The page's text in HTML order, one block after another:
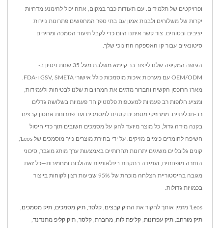
ופרויקטים של תלמידים. עם תעודות כבר במקום, אתה יכול להימנע מדחיות
יקרות של משלוחים ולבנות אמון עם בתי ספר המחפשים פתרונות ניירות
יציבים ובטוחים. צור קשר איתנו היום כדי לקבל תיעוד הסמכה ומחירים
סיטונאיים עבור קו האספקה החינוכי שלך.
הגישה המקיפה שלנו לייצור בר קיימא משלבת מעל 35 שנות ניסיון ב-
מארז הרוכסן הקשיח והברור מדגים את המחויבות שלנו לבטיחות ולעמידות,
ומציע חלופות רב פעמיות למעטפות פלסטיק חד פעמיות בשלושה גדלים
רב-תכליתיים. ממחזיקי מסמכים קטנים למסמכים ועד פתרונות אחסון קבצים
בקנה מידה גדול, כל מוצר מיועד להגן על מסמכים חשובים תוך כדי חיסול
חשיפה לחומרים כימיים מזיקים. על ידי בחירת מוצרים נייר מוסמכים של Leos',
קונים גלובליים משיגים יתרונות תחרותיים באמצעות ערך מותג מוגבר, סיכוני
החזרה מופחתים, ועמידה בתקנות בינלאומיות שהולכות ומחמירות—כל זאת
מגובה בהיסטוריית הצלחה מוכחת של 95% שביעות רצון לקוחות בייצור
בכמויות גדולות.
Leos' מזמין אותך לחקור את ה תיק קבצים קלסר תיק מסמכים תיק מסמכים
תיק מורחב תיק עפרונות קליפת לוח מחברת קלסר תיק קליפ מתנדנד